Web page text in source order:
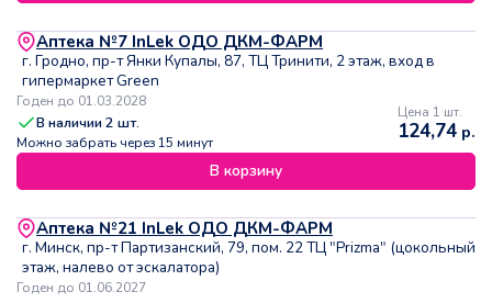
Аптека №7 InLek ОДО ДКМ-ФАРМ
г. Гродно, пр-т Янки Купалы, 87, ТЦ Тринити, 2 этаж, вход в
гипермаркет Green
Годен до 01.03.2028
В наличии2 шт.
Можно забрать через 15 минут
Цена 1 шт.
124,74 р.
В корзину
Аптека №21 InLek ОДО ДКМ-ФАРМ
г. Минск, пр-т Партизанский, 79, пом. 22 ТЦ "Prizma" (цокольный
этаж, налево от эскалатора)
Годен до 01.06.2027